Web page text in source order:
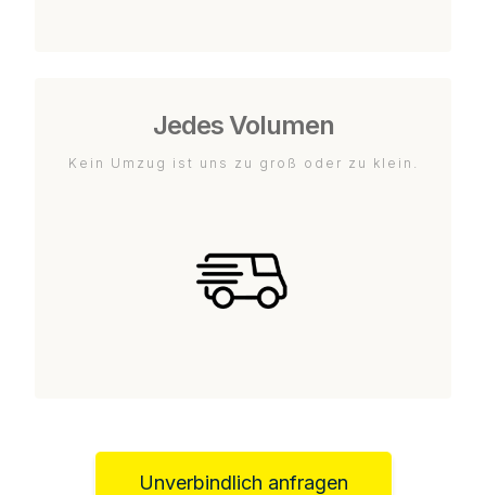
Jedes Volumen
Kein Umzug ist uns zu groß oder zu klein.
Unverbindlich anfragen